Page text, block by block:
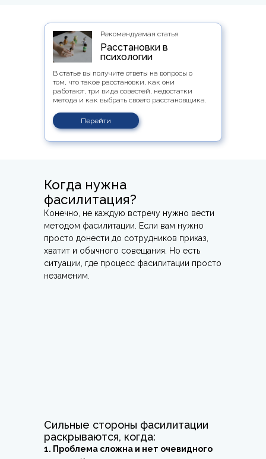
В статье вы получите ответы на вопросы о
том, что такое расстановки, как они
работают, три вида совестей, недостатки
метода и как выбрать своего расстановщика.
Рекомендуемая статья
Расстановки в
психологии
Перейти
Когда нужна
фасилитация?
Конечно, не каждую встречу нужно вести
методом фасилитации. Если вам нужно
просто донести до сотрудников приказ,
хватит и обычного совещания. Но есть
ситуации, где процесс фасилитации просто
незаменим.
Сильные стороны фасилитации
раскрываются, когда:
1. Проблема сложна и нет очевидного